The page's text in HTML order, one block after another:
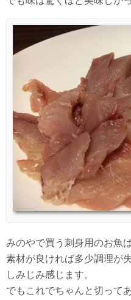
みのやで買う刺身用のお魚
素材が良ければ多少調理が
しみじみ感じます。
でもこれでちゃんと切って